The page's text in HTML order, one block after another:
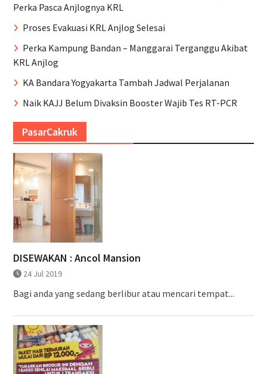
Perka Pasca Anjlognya KRL
Proses Evakuasi KRL Anjlog Selesai
Perka Kampung Bandan – Manggarai Terganggu Akibat
KRL Anjlog
KA Bandara Yogyakarta Tambah Jadwal Perjalanan
Naik KAJJ Belum Divaksin Booster Wajib Tes RT-PCR
PasarCakruk
DISEWAKAN : Ancol Mansion
24 Jul 2019
Bagi anda yang sedang berlibur atau mencari tempat...